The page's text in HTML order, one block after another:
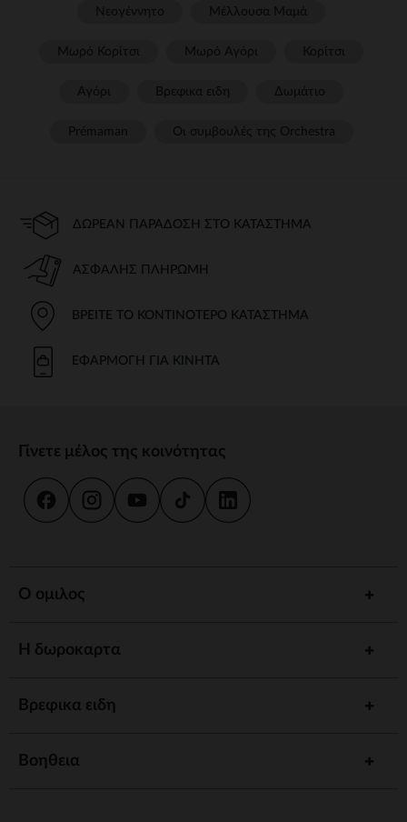
ΔΩΡΕΆΝ ΠΑΡΆΔΟΣΗ ΣΤΟ ΚΑΤΆΣΤΗΜΑ
ΑΣΦΑΛΉΣ ΠΛΗΡΩΜΉ
ΒΡΕΊΤΕ ΤΟ ΚΟΝΤΙΝΌΤΕΡΟ ΚΑΤΆΣΤΗΜΑ
ΕΦΑΡΜΟΓΉ ΓΙΑ ΚΙΝΗΤΆ
Γίνετε μέλος της κοινότητας
Ο ομιλος
Η δωροκαρτα
Βρεφικα ειδη
Βοηθεια